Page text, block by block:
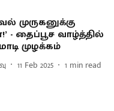
முருகனுக்கு
- தைப்பூச வாழ்த்தில்
முழக்கம்
11 Feb 2025 1 min read